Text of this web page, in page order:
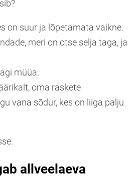
on suur ja lõpetamata vaikne.
meri on otse selja taga, ja
müüa.
oma raskete
vana sõdur, kes on liiga palju
allveelaeva